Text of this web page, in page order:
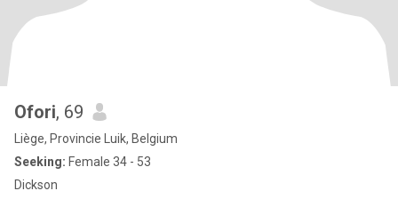
Ofori, 69
Liège, Provincie Luik, Belgium
Seeking: Female 34 - 53
Dickson